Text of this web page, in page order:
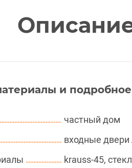
и
частный дом
входные двери
krauss-45,